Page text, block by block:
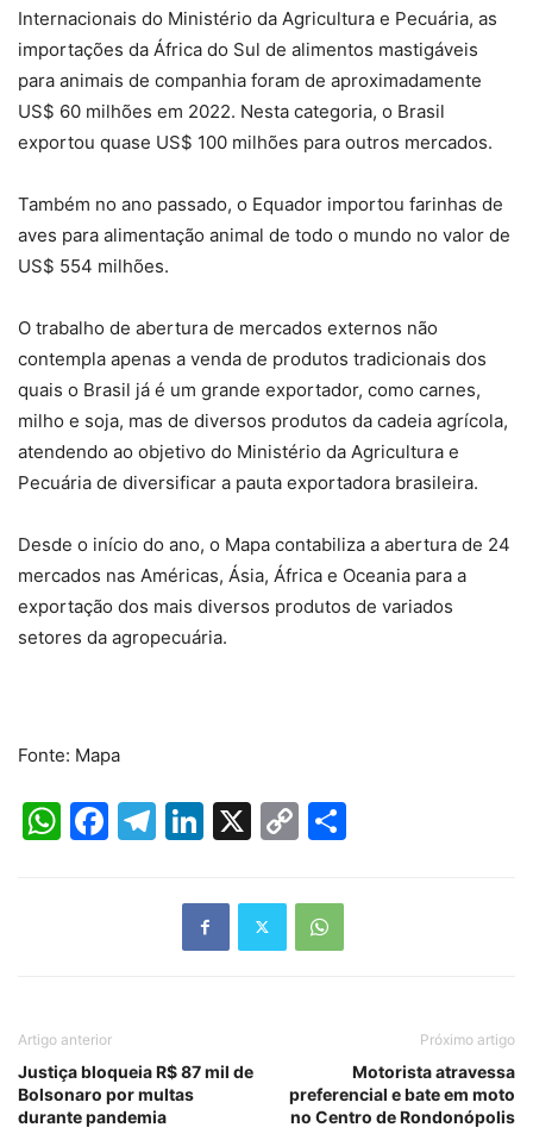
Internacionais do Ministério da Agricultura e Pecuária, as
importações da África do Sul de alimentos mastigáveis
para animais de companhia foram de aproximadamente
US$ 60 milhões em 2022. Nesta categoria, o Brasil
exportou quase US$ 100 milhões para outros mercados.
Também no ano passado, o Equador importou farinhas de
aves para alimentação animal de todo o mundo no valor de
US$ 554 milhões.
O trabalho de abertura de mercados externos não
contempla apenas a venda de produtos tradicionais dos
quais o Brasil já é um grande exportador, como carnes,
milho e soja, mas de diversos produtos da cadeia agrícola,
atendendo ao objetivo do Ministério da Agricultura e
Pecuária de diversificar a pauta exportadora brasileira.
Desde o início do ano, o Mapa contabiliza a abertura de 24
mercados nas Américas, Ásia, África e Oceania para a
exportação dos mais diversos produtos de variados
setores da agropecuária.
Fonte: Mapa
WhatsApp
Facebook
Telegram
LinkedIn
X
Copy
Artigo anterior
Justiça bloqueia R$ 87 mil de
Bolsonaro por multas
durante pandemia
Próximo artigo
Motorista atravessa
preferencial e bate em moto
no Centro de Rondonópolis